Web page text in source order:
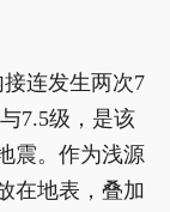
连发生两次7
7.5级，是该
震。作为浅源
在地表，叠加